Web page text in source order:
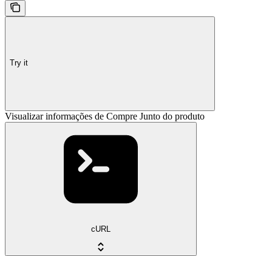
Try it
Visualizar informações de Compre Junto do produto
cURL